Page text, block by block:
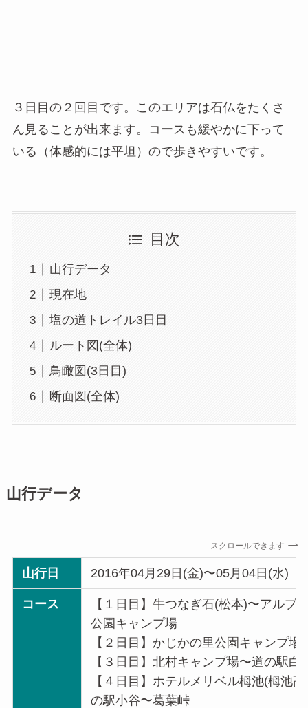
３日目の２回目です。このエリアは石仏をたくさ
ん見ることが出来ます。コースも緩やかに下って
いる（体感的には平坦）ので歩きやすいです。
目次
山行データ
現在地
塩の道トレイル3日目
ルート図(全体)
鳥瞰図(3日目)
断面図(全体)
山行データ
スクロールできます
山行日 2016年04月29日(金)〜05月04日(水)
コース
【１日目】牛つなぎ石(松本)〜アル
公園キャンプ場
【２日目】かじかの里公園キャンプ
【３日目】北村キャンプ場〜道の駅
【４日目】ホテルメリベル栂池(栂池
の駅小谷〜葛葉峠